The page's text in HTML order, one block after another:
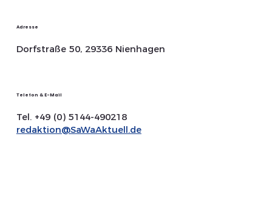
Adresse
Dorfstraße 50, 29336 Nienhagen
Telefon & E-Mail
Tel. +49 (0) 5144-490218
redaktion@SaWaAktuell.de